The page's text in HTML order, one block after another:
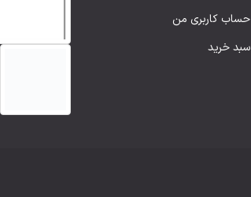
حساب کاربری من
سبد خرید